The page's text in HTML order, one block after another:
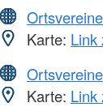
Ortsvereine
Karte: Link
Ortsvereine
Karte: Link